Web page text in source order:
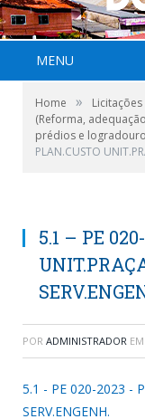
MENU
Home » Licitações
(Reforma,
prédios e
PLAN.CUSTO
5.1 – PE
POR ADMINISTRADOR EM
5.1 - PE 020-2023 -
SERV.ENGENH.